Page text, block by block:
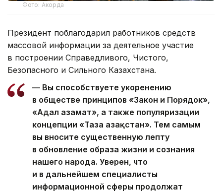
Фото: Акорда
Президент поблагодарил работников средств
массовой информации за деятельное участие
в построении Справедливого, Чистого,
Безопасного и Сильного Казахстана.
— Вы способствуете укоренению
в обществе принципов «Закон и Порядок»,
«Адал азамат», а также популяризации
концепции «Таза Қазақстан». Тем самым
вы вносите существенную лепту
в обновление образа жизни и сознания
нашего народа. Уверен, что
и в дальнейшем специалисты
информационной сферы продолжат